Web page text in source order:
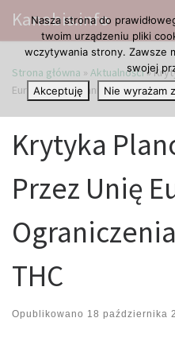
Przejdź do treści
Kanabis.info
Strona główna » Aktualności»
Europejską Ograniczenia
Krytyka
Przez Unię
THC
Opublikowano 18 października
Nasza strona do
twoim urządzeniu pliki
wczytywania strony. Zawsze
swojej
Akceptuję
Nie wyrażam